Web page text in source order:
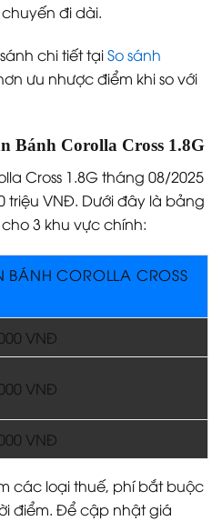
đi dài.
chi tiết tạiSo sánh
ưu nhược điểm khi so với
Bánh Corolla Cross 1.8G
Cross 1.8G tháng 08/2025
triệu VNĐ. Dưới đây là bảng
3 khu vực chính:
BÁNH COROLLA CROSS
VNĐ
VNĐ
VNĐ
các loại thuế, phí bắt buộc
điểm. Để cập nhật giá